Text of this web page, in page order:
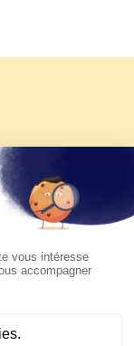
de KTO
Léon
KTO le
et